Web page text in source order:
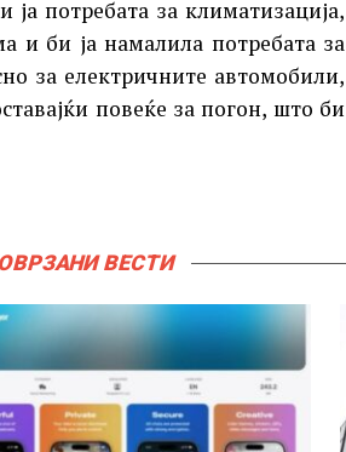
ја потребата за климатизација,
и би ја намалила потребата за
за електричните автомобили,
повеќе за погон, што би
ВЕСТИ